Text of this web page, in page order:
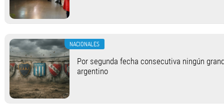
NACIONALES
Por segunda fecha consecutiva ningún
argentino